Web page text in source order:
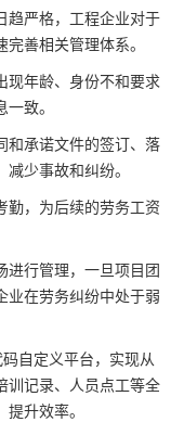
趋严格，工程企业对于
善相关管理体系。
现年龄、身份不和要求
致。
和承诺文件的签订、落
少事故和纠纷。
勤，为后续的劳务工资
进行管理，一旦项目团
业在劳务纠纷中处于弱
自定义平台，实现从
训记录、人员点工等全
升效率。